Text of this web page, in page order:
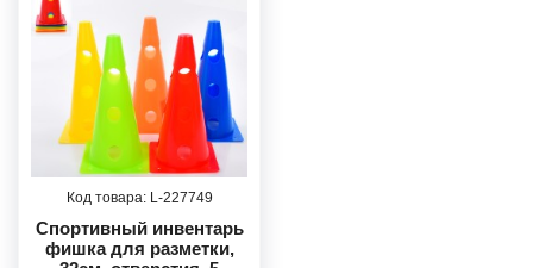
227749
Спортивный инвентарь
фишка для разметки,